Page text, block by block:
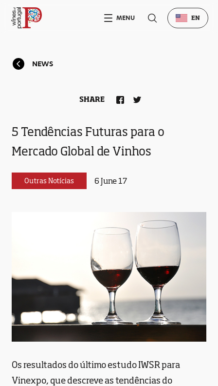
NEWS
5 Tendências Futuras para o
Mercado Global de Vinhos
Outras Notícias 6 June 17
SHARE
Os resultados do último estudo IWSR para
Vinexpo, que descreve as tendências do
MENU EN